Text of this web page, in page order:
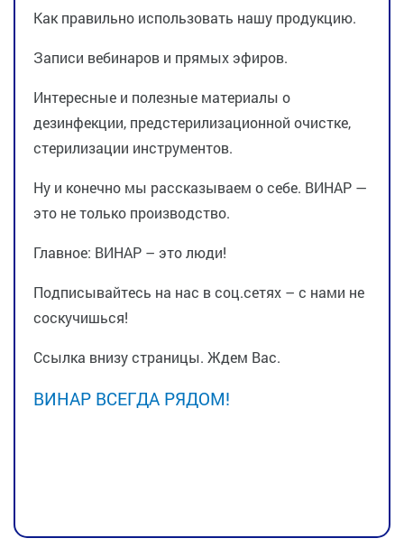
Как правильно использовать нашу продукцию.
Записи вебинаров и прямых эфиров.
Интересные и полезные материалы о
дезинфекции, предстерилизационной очистке,
стерилизации инструментов.
Ну и конечно мы рассказываем о себе. ВИНАР —
это не только производство.
Главное: ВИНАР – это люди!
Подписывайтесь на нас в соц.сетях – с нами не
соскучишься!
Ссылка внизу страницы. Ждем Вас.
ВИНАР ВСЕГДА РЯДОМ!